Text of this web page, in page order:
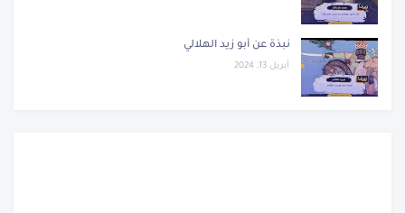
نبذة عن أبو زيد الهلالي
أبريل 13, 2024